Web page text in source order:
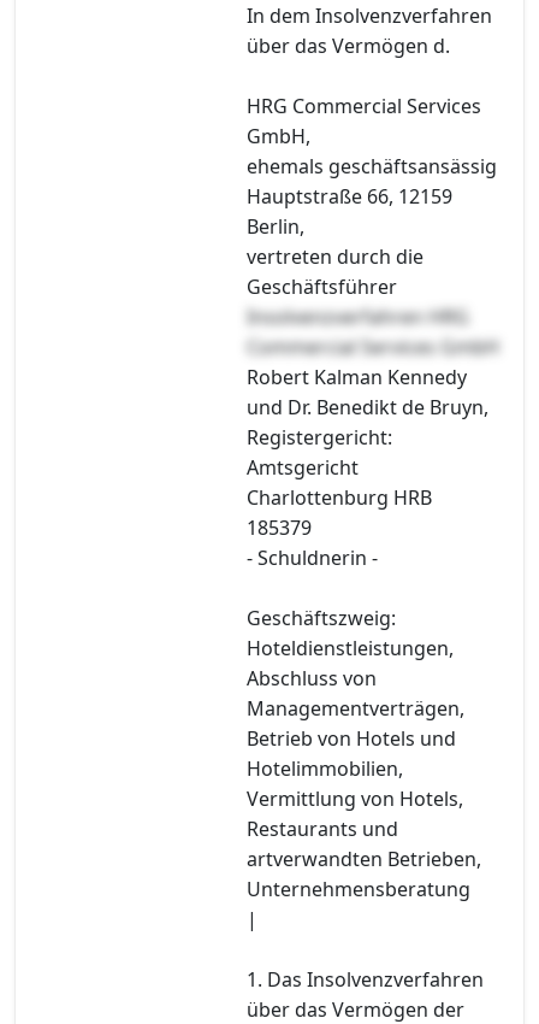
In dem Insolvenzverfahren
über das Vermögen d.
HRG Commercial Services
GmbH,
ehemals geschäftsansässig
Hauptstraße 66, 12159
Berlin,
vertreten durch die
Geschäftsführer
Insolvenzverfahren HRG
Commercial Services GmbH
Robert Kalman Kennedy
und Dr. Benedikt de Bruyn,
Registergericht:
Amtsgericht
Charlottenburg HRB
185379
- Schuldnerin -
Geschäftszweig:
Hoteldienstleistungen,
Abschluss von
Managementverträgen,
Betrieb von Hotels und
Hotelimmobilien,
Vermittlung von Hotels,
Restaurants und
artverwandten Betrieben,
Unternehmensberatung
|
1. Das Insolvenzverfahren
über das Vermögen der